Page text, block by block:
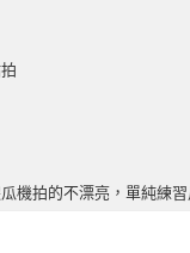
機拍的不漂亮，單純練